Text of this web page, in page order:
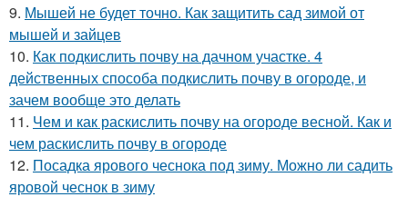
9. Мышей не будет точно. Как защитить сад зимой от
мышей и зайцев
10. Как подкислить почву на дачном участке. 4
действенных способа подкислить почву в огороде, и
зачем вообще это делать
11. Чем и как раскислить почву на огороде весной. Как и
чем раскислить почву в огороде
12. Посадка ярового чеснока под зиму. Можно ли садить
яровой чеснок в зиму